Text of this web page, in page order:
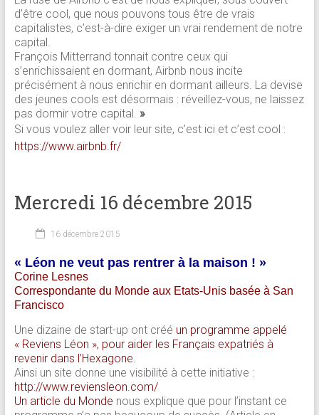
d’être cool, que nous pouvons tous être de vrais
capitalistes, c’est-à-dire exiger un vrai rendement de notre
capital.
François Mitterrand tonnait contre ceux qui
s’enrichissaient en dormant, Airbnb nous incite
précisément à nous enrichir en dormant ailleurs. La devise
des jeunes cools est désormais : réveillez-vous, ne laissez
pas dormir votre capital. »
Si vous voulez aller voir leur site, c’est ici et c’est cool :
https://www.airbnb.fr/
Mercredi 16 décembre 2015
16 décembre 2015
« Léon ne veut pas rentrer à la maison ! »
Corine Lesnes
Correspondante du Monde aux Etats-Unis basée à San
Francisco
Une dizaine de start-up ont créé un programme appelé
« Reviens Léon », pour aider les Français expatriés à
revenir dans l’Hexagone.
Ainsi un site donne une visibilité à cette initiative :
http://www.reviensleon.com/
Un article du Monde nous explique que pour l’instant ce